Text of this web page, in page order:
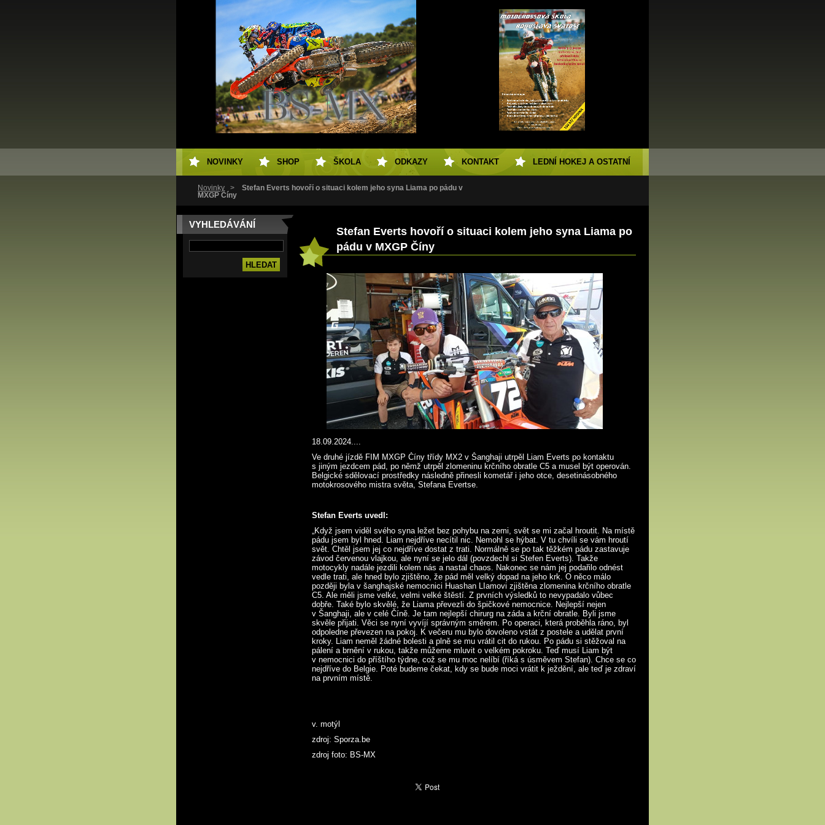
Novinky >
Stefan Everts hovoří o situaci kolem jeho syna Liama po pádu v
MXGP Číny
VYHLEDÁVÁNÍ
Stefan Everts hovoří o situaci kolem jeho syna Liama po
pádu v MXGP Číny
18.09.2024....
Ve druhé jízdě FIM MXGP Číny třídy MX2 v Šanghaji utrpěl Liam Everts po kontaktu
s jiným jezdcem pád, po němž utrpěl zlomeninu krčního obratle C5 a musel být operován.
Belgické sdělovací prostředky následně přinesli kometář i jeho otce, desetinásobného
motokrosového mistra světa, Stefana Evertse.
Stefan Everts uvedl:
„Když jsem viděl svého syna ležet bez pohybu na zemi, svět se mi začal hroutit. Na místě
pádu jsem byl hned. Liam nejdříve necítil nic. Nemohl se hýbat. V tu chvíli se vám hroutí
svět. Chtěl jsem jej co nejdříve dostat z trati. Normálně se po tak těžkém pádu zastavuje
závod červenou vlajkou, ale nyní se jelo dál (povzdechl si Stefen Everts). Takže
motocykly nadále jezdili kolem nás a nastal chaos. Nakonec se nám jej podařilo odnést
vedle trati, ale hned bylo zjištěno, že pád měl velký dopad na jeho krk. O něco málo
později byla v šanghajské nemocnici Huashan LIamovi zjištěna zlomenina krčního obratle
C5. Ale měli jsme velké, velmi velké štěstí. Z prvních výsledků to nevypadalo vůbec
dobře. Také bylo skvělé, že Liama převezli do špičkové nemocnice. Nejlepší nejen
v Šanghaji, ale v celé Číně. Je tam nejlepší chirurg na záda a krční obratle. Byli jsme
skvěle přijati. Věci se nyní vyvíjí správným směrem. Po operaci, která proběhla ráno, byl
odpoledne převezen na pokoj. K večeru mu bylo dovoleno vstát z postele a udělat první
kroky. Liam neměl žádné bolesti a plně se mu vrátil cit do rukou. Po pádu si stěžoval na
pálení a brnění v rukou, takže můžeme mluvit o velkém pokroku. Teď musí Liam být
v nemocnici do příštího týdne, což se mu moc nelíbí (říká s úsměvem Stefan). Chce se co
nejdříve do Belgie. Poté budeme čekat, kdy se bude moci vrátit k ježdění, ale teď je zdraví
na prvním místě.
v. motýl
zdroj: Sporza.be
zdroj foto: BS-MX
NOVINKY SHOP ŠKOLA ODKAZY KONTAKT LEDNÍ HOKEJ A OSTATNÍ